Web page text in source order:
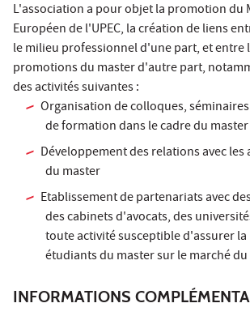
L'association a pour objet la promotion du
Européen de l'UPEC, la création de liens
le milieu professionnel d'une part, et entre
promotions du master d'autre part,
des activités suivantes :
Organisation de colloques,
de formation dans le cadre du
Développement des relations avec
du master
Etablissement de partenariats avec
des cabinets d'avocats, des
toute activité susceptible d'assurer
étudiants du master sur le marché
INFORMATIONS